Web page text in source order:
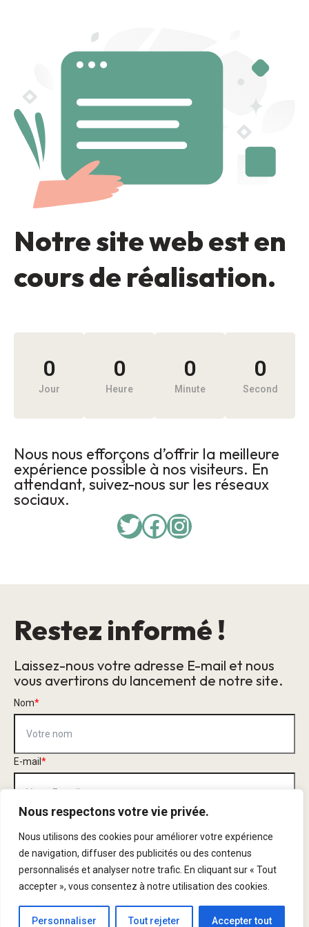
Nous respectons votre vie privée.
Nous utilisons des cookies pour améliorer votre expérience
de navigation, diffuser des publicités ou des contenus
personnalisés et analyser notre trafic. En cliquant sur « Tout
accepter », vous consentez à notre utilisation des cookies.
Personnaliser Tout rejeter Accepter tout
Notre site web est en
cours de réalisation.
0
Jour
0
Heure
0
Minute
0
Second
Nous nous efforçons d’offrir la meilleure
expérience possible à nos visiteurs. En
attendant, suivez-nous sur les réseaux
sociaux.
Twitter
Facebook
Instagram
Restez informé !
Laissez-nous votre adresse E-mail et nous
vous avertirons du lancement de notre site.
Nom*
E-mail *
Ce formulaire recueille votre nom et votre adresse électronique afin
que nous puissions vous contacter. Consultez notre Politique de
Confidentialitépour comprendre comment nous protégeons et gérons
les données que vous nous communiquez.
Tenez-moi au courant